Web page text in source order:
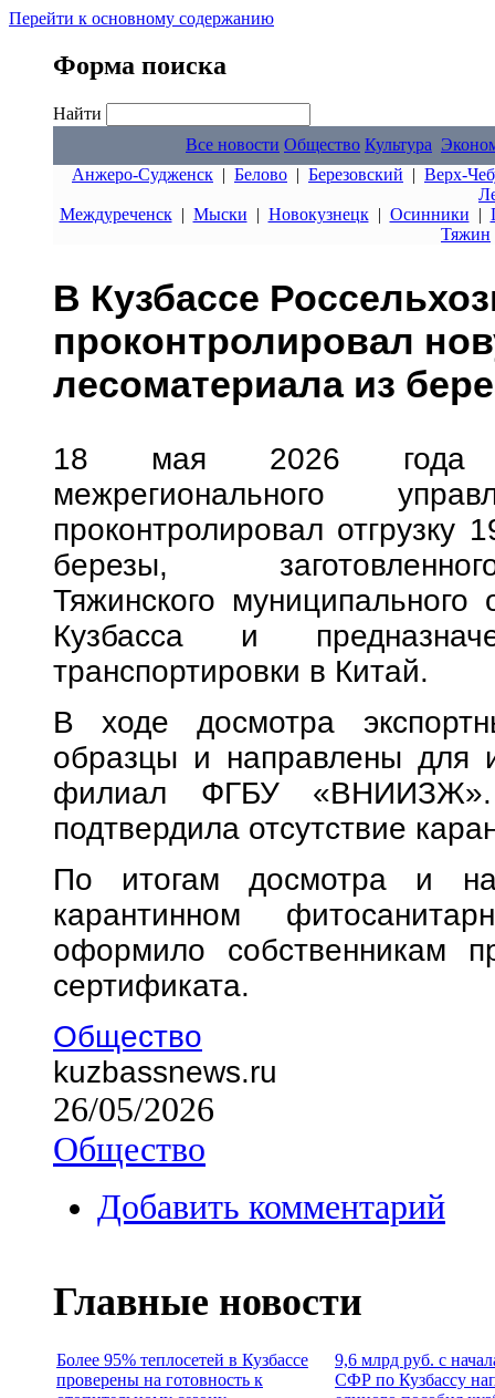
Перейти к основному содержанию
Форма поиска
Найти
Все новости Общество Культура
Анжеро-Судженск | Белово | Березовский | Верх-
Междуреченск| Мыски | Новокузнецк| Осинники |
Тяжин
В Кузбассе
проконтролировал
лесоматериала из
18 мая 2026 года
межрегионального
проконтролировал
березы,
Тяжинского муниципального
Кузбасса и
транспортировки в Китай.
В ходе досмотра
образцы и направлены для
филиал ФГБУ «ВНИИЗЖ».
подтвердила отсутствие
По итогам досмотра и
карантинном
оформило собственникам
сертификата.
Общество
kuzbassnews.ru
26/05/2026
Общество
Добавить комментарий
Главные новости
Более 95% теплосетей в Кузбассе
проверены на готовность к
9,6 млрд руб. с
СФР по Кузбассу